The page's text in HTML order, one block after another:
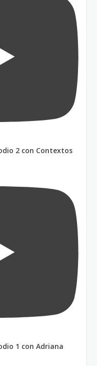
2 con Contextos
1 con Adriana